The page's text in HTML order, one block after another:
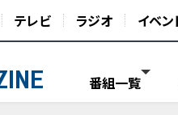
テレビ ラジオ イベン
番組一覧